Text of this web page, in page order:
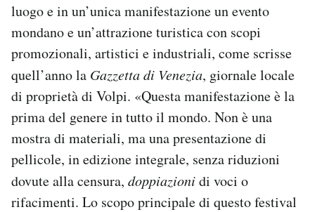
luogo e in un’unica manifestazione un evento
mondano e un’attrazione turistica con scopi
promozionali, artistici e industriali, come scrisse
quell’anno la Gazzetta di Venezia, giornale locale
di proprietà di Volpi. «Questa manifestazione è la
prima del genere in tutto il mondo. Non è una
mostra di materiali, ma una presentazione di
pellicole, in edizione integrale, senza riduzioni
dovute alla censura, doppiazionidi voci o
rifacimenti. Lo scopo principale di questo festival